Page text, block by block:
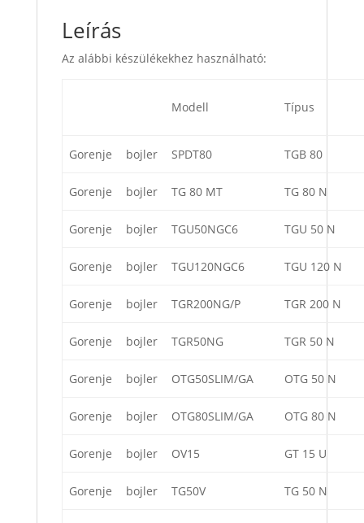
Leírás
Az alábbi készülékekhez használható:
Modell Típus
Gorenje bojler SPDT80 TGB 80
Gorenje bojler TG 80 MT TG 80 N
Gorenje bojler TGU50NGC6 TGU 50 N
Gorenje bojler TGU120NGC6 TGU 120 N
Gorenje bojler TGR200NG/P TGR 200 N
Gorenje bojler TGR50NG TGR 50 N
Gorenje bojler OTG50SLIM/GA OTG 50 N
Gorenje bojler OTG80SLIM/GA OTG 80 N
Gorenje bojler OV15 GT 15 U
Gorenje bojler TG50V TG 50 N